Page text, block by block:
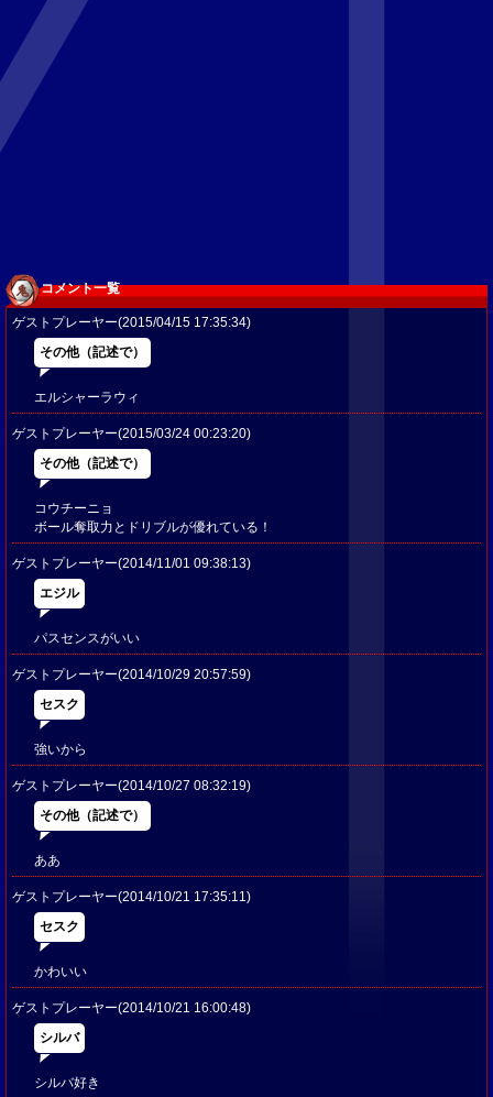
コメント一覧
ゲストプレーヤー(2015/04/15 17:35:34)
その他（記述で）
エルシャーラウィ
ゲストプレーヤー(2015/03/24 00:23:20)
その他（記述で）
コウチーニョ
ボール奪取力とドリブルが優れている！
ゲストプレーヤー(2014/11/01 09:38:13)
エジル
パスセンスがいい
ゲストプレーヤー(2014/10/29 20:57:59)
セスク
強いから
ゲストプレーヤー(2014/10/27 08:32:19)
その他（記述で）
ああ
ゲストプレーヤー(2014/10/21 17:35:11)
セスク
かわいい
ゲストプレーヤー(2014/10/21 16:00:48)
シルバ
シルバ好き